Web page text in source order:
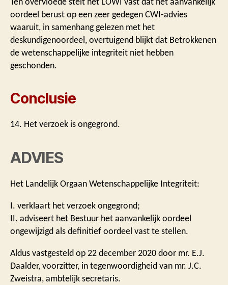
oordeel berust op een zeer gedegen CWI-advies
waaruit, in samenhang gelezen met het
deskundigenoordeel, overtuigend blijkt dat Betrokkenen
de wetenschappelijke integriteit niet hebben
geschonden.
Conclusie
14. Het verzoek is ongegrond.
ADVIES
Het Landelijk Orgaan Wetenschappelijke Integriteit:
I. verklaart het verzoek ongegrond;
II. adviseert het Bestuur het aanvankelijk oordeel
ongewijzigd als definitief oordeel vast te stellen.
Aldus vastgesteld op 22 december 2020 door mr. E.J.
Daalder, voorzitter, in tegenwoordigheid van mr. J.C.
Zweistra, ambtelijk secretaris.